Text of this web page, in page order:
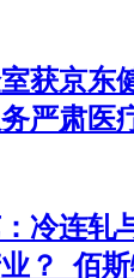
获京东
严肃医
冷连轧
？_佰